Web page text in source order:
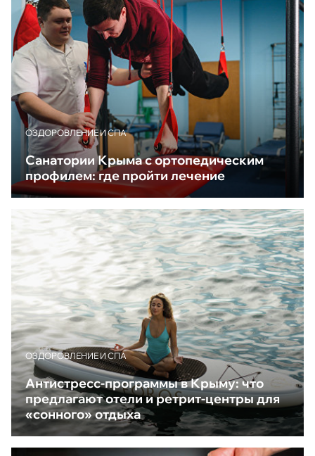
ОЗДОРОВЛЕНИЕ И СПА
Санатории Крыма с ортопедическим
профилем: где пройти лечение
ОЗДОРОВЛЕНИЕ И СПА
Антистресс-программы в Крыму: что
предлагают отели и ретрит-центры для
«сонного» отдыха